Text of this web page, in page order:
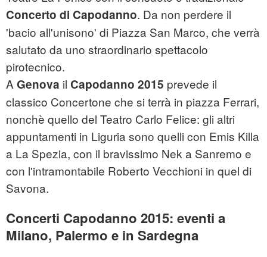
Concerto di Capodanno. Da non perdere il
'bacio all'unisono' di Piazza San Marco, che verrà
salutato da uno straordinario spettacolo
pirotecnico.
A Genova il Capodanno 2015 prevede il
classico Concertone che si terrà in piazza Ferrari,
nonchè quello del Teatro Carlo Felice: gli altri
appuntamenti in Liguria sono quelli con Emis Killa
a La Spezia, con il bravissimo Nek a Sanremo e
con l'intramontabile Roberto Vecchioni in quel di
Savona.
Concerti Capodanno 2015: eventi a
Milano, Palermo e in Sardegna